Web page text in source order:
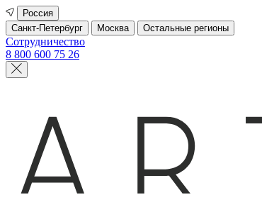
Россия
Санкт-Петербург
Москва Остальные регионы
Сотрудничество
8 800 600 75 26